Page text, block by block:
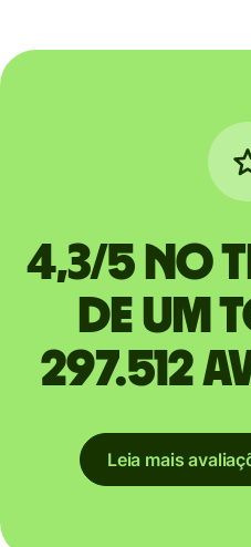
4,3/5 no
de um
297.512
Leia mais